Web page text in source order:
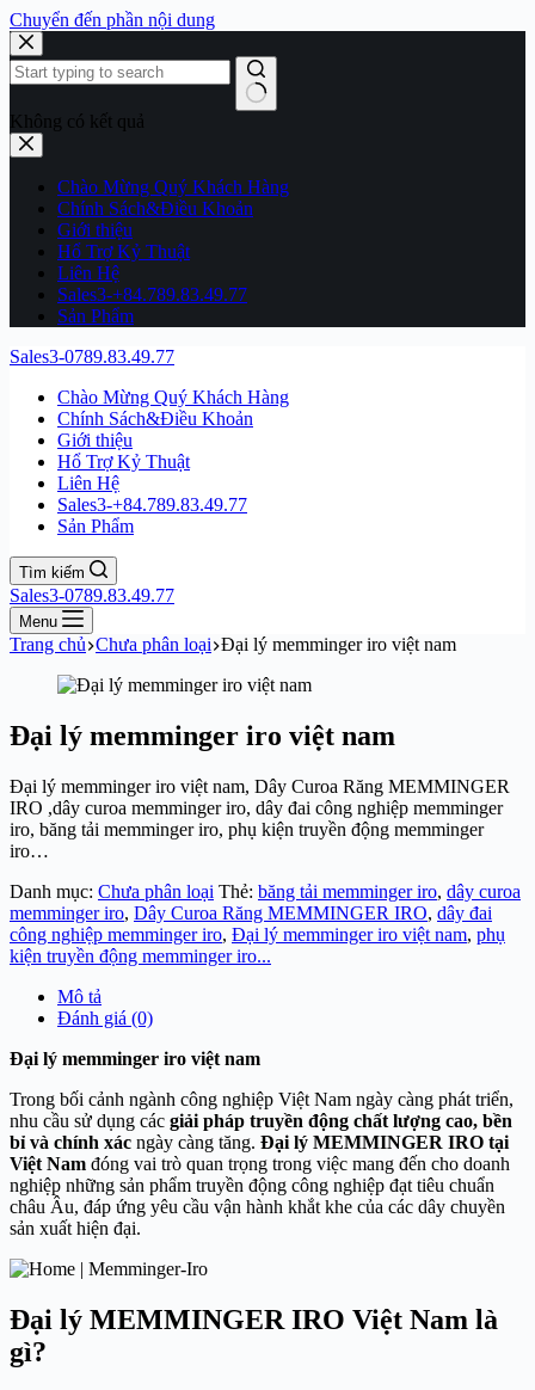
Chuyển đến phần nội dung
Không có kết quả
Chào Mừng Quý Khách Hàng
Chính Sách&Điều Khoản
Giới thiệu
Hổ Trợ Kỷ Thuật
Liên Hệ
Sales3-+84.789.83.49.77
Sản Phẩm
Sales3-0789.83.49.77
Chào Mừng Quý Khách Hàng
Chính Sách&Điều Khoản
Giới thiệu
Hổ Trợ Kỷ Thuật
Liên Hệ
Sales3-+84.789.83.49.77
Sản Phẩm
Tìm kiếm
Sales3-0789.83.49.77
Menu
Trang chủ Chưa phân loại Đại lý memminger iro việt nam
Đại lý memminger iro việt nam
Đại lý memminger iro việt nam, Dây Curoa Răng MEMMINGER
IRO ,dây curoa memminger iro, dây đai công nghiệp memminger
iro, băng tải memminger iro, phụ kiện truyền động memminger
iro…
Danh mục: Chưa phân loại Thẻ: băng tải memminger iro, dây curoa
memminger iro, Dây Curoa Răng MEMMINGER IRO, dây đai
công nghiệp memminger iro, Đại lý memminger iro việt nam, phụ
kiện truyền động memminger iro...
Mô tả
Đánh giá (0)
Đại lý memminger iro việt nam
Trong bối cảnh ngành công nghiệp Việt Nam ngày càng phát triển,
nhu cầu sử dụng các giải pháp truyền động chất lượng cao, bền
bỉ và chính xác ngày càng tăng. Đại lý MEMMINGER IRO tại
Việt Nam đóng vai trò quan trọng trong việc mang đến cho doanh
nghiệp những sản phẩm truyền động công nghiệp đạt tiêu chuẩn
châu Âu, đáp ứng yêu cầu vận hành khắt khe của các dây chuyền
sản xuất hiện đại.
Đại lý MEMMINGER IRO Việt Nam là
gì?